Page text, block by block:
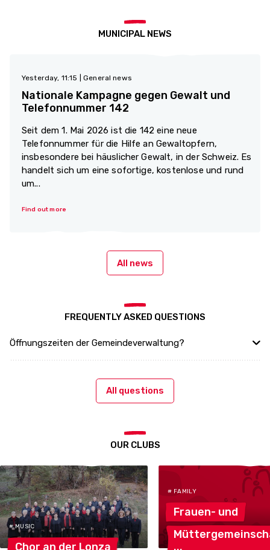
MUNICIPAL NEWS
Yesterday, 11:15 | General news
Nationale Kampagne gegen Gewalt und
Telefonnummer 142
Seit dem 1. Mai 2026 ist die 142 eine neue
Telefonnummer für die Hilfe an Gewaltopfern,
insbesondere bei häuslicher Gewalt, in der Schweiz. Es
handelt sich um eine sofortige, kostenlose und rund
um...
Find out more
All news
FREQUENTLY ASKED QUESTIONS
Öffnungszeiten der Gemeindeverwaltung?
All questions
OUR CLUBS
# MUSIC
Chor an der Lonza
# FAMILY
Frauen- und